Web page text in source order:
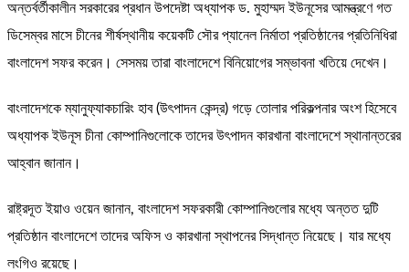
অন্তর্বর্তীকালীন সরকারের প্রধান উপদেষ্টা অধ্যাপক ড. মুহাম্মদ ইউনূসের আমন্ত্রণে গত
ডিসেম্বর মাসে চীনের শীর্ষস্থানীয় কয়েকটি সৌর প্যানেল নির্মাতা প্রতিষ্ঠানের প্রতিনিধিরা
বাংলাদেশ সফর করেন। সেসময় তারা বাংলাদেশে বিনিয়োগের সম্ভাবনা খতিয়ে দেখেন।
বাংলাদেশকে ম্যানুফ্যাকচারিং হাব (উৎপাদন কেন্দ্র) গড়ে তোলার পরিকল্পনার অংশ হিসেবে
অধ্যাপক ইউনূস চীনা কোম্পানিগুলোকে তাদের উৎপাদন কারখানা বাংলাদেশে স্থানান্তরের
আহ্বান জানান।
রাষ্ট্রদূত ইয়াও ওয়েন জানান, বাংলাদেশ সফরকারী কোম্পানিগুলোর মধ্যে অন্তত দুটি
প্রতিষ্ঠান বাংলাদেশে তাদের অফিস ও কারখানা স্থাপনের সিদ্ধান্ত নিয়েছে। যার মধ্যে
লংগিও রয়েছে।